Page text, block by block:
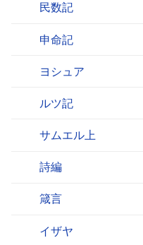
民数記
申命記
ヨシュア
ルツ記
サムエル上
詩編
箴言
イザヤ